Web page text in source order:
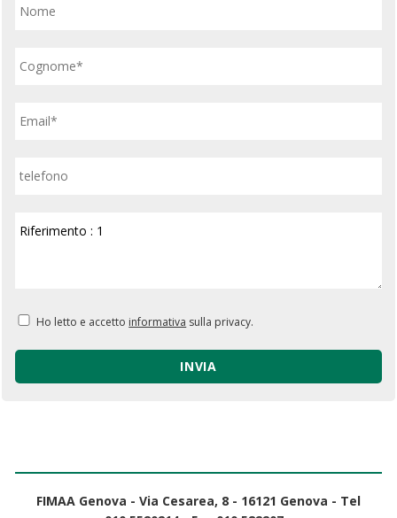
Ho letto e accetto informativa sulla privacy.
FIMAA Genova - Via Cesarea, 8 - 16121 Genova - Tel